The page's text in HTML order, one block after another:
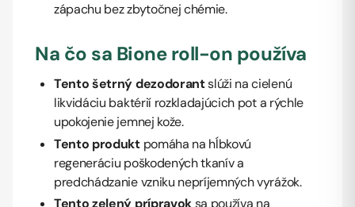
zápachu bez zbytočnej chémie.
Na čo sa Bione roll-on používa
Tento šetrný dezodorantslúži na cielenú
likvidáciu baktérií rozkladajúcich pot a rýchle
upokojenie jemnej kože.
Tento produktpomáha na hĺbkovú
regeneráciu poškodených tkanív a
predchádzanie vzniku nepríjemných vyrážok.
Tento zelený prípravoksa používa na